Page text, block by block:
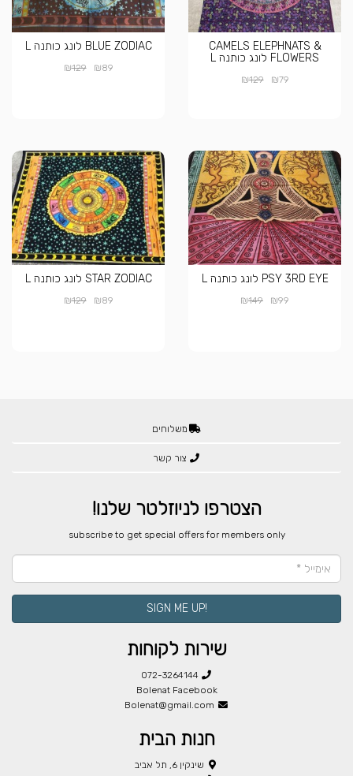
CAMELS ELEPHNATS &
FLOWERS לונג כותנה L
₪79
₪129
BLUE ZODIAC לונג כותנה L
₪89
₪129
PSY 3RD EYE לונג כותנה L
₪99
₪149
STAR ZODIAC לונג כותנה L
₪89
₪129
משלוחים
צור קשר
הצטרפו לניוזלטר שלנו!
​subscribe to get special offers for members only
!SIGN ME UP
שירות לקוחות
072-3264144
Bolenat Facebook
Bolenat@gmail.com
חנות הבית
שינקין 6, תל אביב